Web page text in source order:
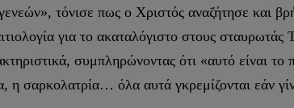
τόνισε πως ο Χριστός αναζήτησε και
για το ακαταλόγιστο στους σταυρωτάς
συμπληρώνοντας ότι «αυτό είναι το
η σαρκολατρία… όλα αυτά γκρεμίζονται εάν